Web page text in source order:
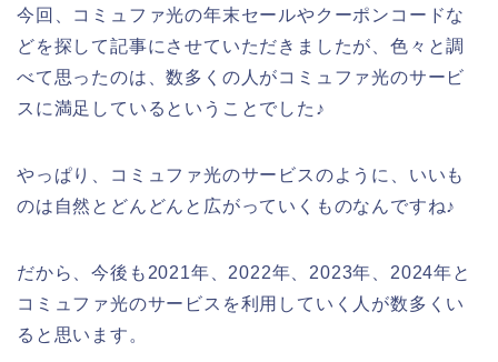
今回、コミュファ光の年末セールやクーポンコードな
どを探して記事にさせていただきましたが、色々と調
べて思ったのは、数多くの人がコミュファ光のサービ
スに満足しているということでした♪
やっぱり、コミュファ光のサービスのように、いいも
のは自然とどんどんと広がっていくものなんですね♪
だから、今後も2021年、2022年、2023年、2024年と
コミュファ光のサービスを利用していく人が数多くい
ると思います。